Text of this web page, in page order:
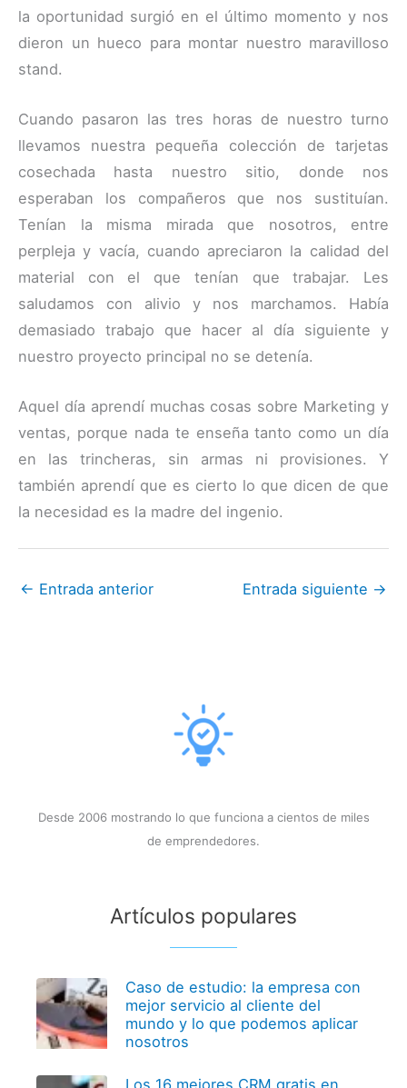
la oportunidad surgió en el último momento y nos
dieron un hueco para montar nuestro maravilloso
stand.
Cuando pasaron las tres horas de nuestro turno
llevamos nuestra pequeña colección de tarjetas
cosechada hasta nuestro sitio, donde nos
esperaban los compañeros que nos sustituían.
Tenían la misma mirada que nosotros, entre
perpleja y vacía, cuando apreciaron la calidad del
material con el que tenían que trabajar. Les
saludamos con alivio y nos marchamos. Había
demasiado trabajo que hacer al día siguiente y
nuestro proyecto principal no se detenía.
Aquel día aprendí muchas cosas sobre Marketing y
ventas, porque nada te enseña tanto como un día
en las trincheras, sin armas ni provisiones. Y
también aprendí que es cierto lo que dicen de que
la necesidad es la madre del ingenio.
← Entrada anterior Entrada siguiente →
Desde 2006 mostrando lo que funciona a cientos de miles
de emprendedores.
Artículos populares
Caso de estudio: la empresa con
mejor servicio al cliente del
mundo y lo que podemos aplicar
nosotros